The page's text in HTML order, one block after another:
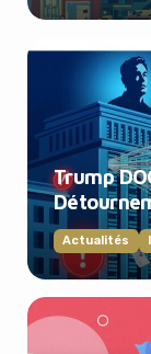
Trump
Actualités